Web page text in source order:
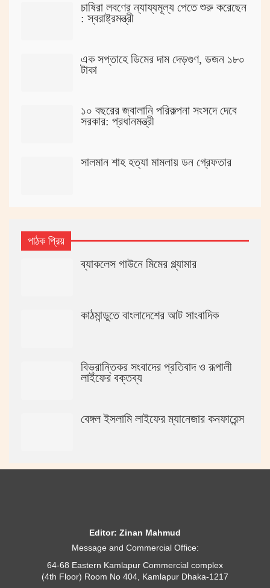
চাষিরা লবণের ন্যায্যমূল্য পেতে শুরু করেছেন
: স্বরাষ্ট্রমন্ত্রী
এক সপ্তাহে ডিমের দাম দেড়গুণ, ডজন ১৮০
টাকা
১০ বছরের জ্বালানি পরিকল্পনা সংসদে দেবে
সরকার: প্রধানমন্ত্রী
সালমান শাহ হত্যা মামলায় ডন গ্রেফতার
পাঠক প্রিয়
ব্যাকলেস গাউনে মিমের গ্ল্যামার
কাঠমান্ডুতে বাংলাদেশের আট সাংবাদিক
বিভ্রান্তিকর সংবাদের প্রতিবাদ ও রূপালী
লাইফের বক্তব্য
বেঙ্গল ইসলামি লাইফের ম্যানেজার কনফারেন্স
Editor: Zinan Mahmud
Message and Commercial Office:
64-68 Eastern Kamlapur Commercial complex
(4th Floor) Room No 404, Kamlapur Dhaka-1217